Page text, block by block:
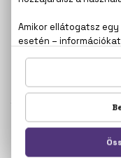
MERCEDES-BENZ
Man